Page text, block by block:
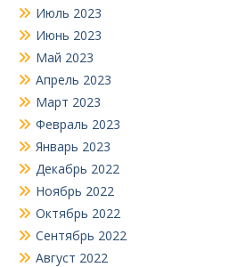
Июль 2023
Июнь 2023
Май 2023
Апрель 2023
Март 2023
Февраль 2023
Январь 2023
Декабрь 2022
Ноябрь 2022
Октябрь 2022
Сентябрь 2022
Август 2022